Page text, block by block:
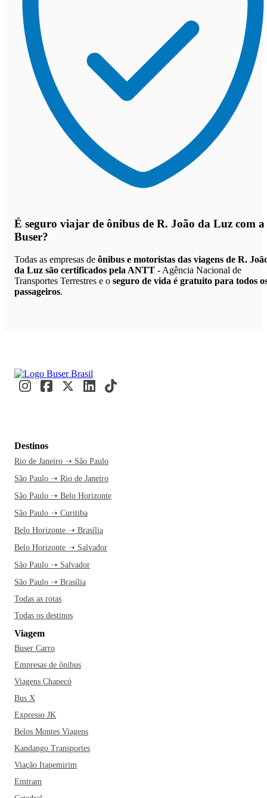
É seguro viajar de ônibus de R. João da Luz com a
Buser?
Todas as empresas de ônibus e motoristas das viagens de R.
da Luz são certificados pela ANTT - Agência Nacional de
Transportes Terrestres e o seguro de vida é gratuito para todos
passageiros.
Destinos
Rio de Janeiro ➝ São Paulo
São Paulo ➝ Rio de Janeiro
São Paulo ➝ Belo Horizonte
São Paulo ➝ Curitiba
Belo Horizonte ➝ Brasília
Belo Horizonte ➝ Salvador
São Paulo ➝ Salvador
São Paulo ➝ Brasília
Todas as rotas
Todas os destinos
Viagem
Buser Carro
Empresas de ônibus
Viagens Chapecó
Bus X
Expresso JK
Belos Montes Viagens
Kandango Transportes
Viação Itapemirim
Emtram